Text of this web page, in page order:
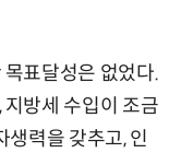
표달성은 없었다.
방세 수입이 조금
생력을 갖추고, 인